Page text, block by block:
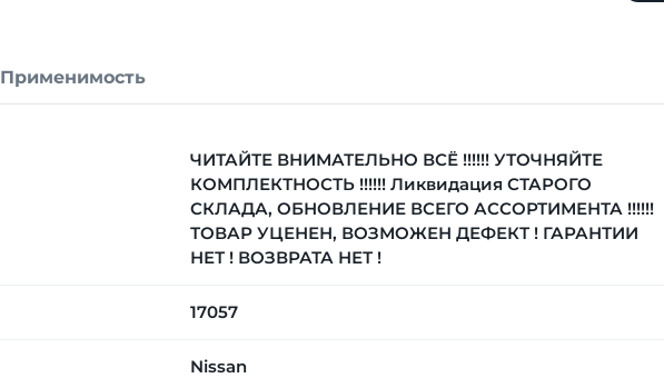
Применимость
ЧИТАЙТЕ ВНИМАТЕЛЬНО ВСЁ !!!!!! УТОЧНЯЙТЕ
КОМПЛЕКТНОСТЬ !!!!!! Ликвидация СТАРОГО
СКЛАДА, ОБНОВЛЕНИЕ ВСЕГО АССОРТИМЕНТА !!!!!!
ТОВАР УЦЕНЕН, ВОЗМОЖЕН ДЕФЕКТ ! ГАРАНТИИ
НЕТ ! ВОЗВРАТА НЕТ !
17057
Nissan